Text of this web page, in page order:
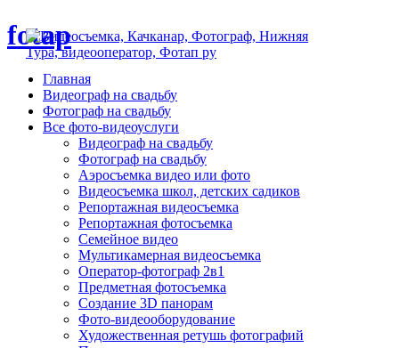
fotap
Главная
Видеограф на свадьбу
Фотограф на свадьбу
Все фото-видеоуслуги
Видеограф на свадьбу
Фотограф на свадьбу
Аэросъемка видео или фото
Видеосъемка школ, детских садиков
Репортажная видеосъемка
Репортажная фотосъемка
Семейное видео
Мультикамерная видеосъемка
Оператор-фотограф 2в1
Предметная фотосъемка
Создание 3D панорам
Фото-видеооборудование
Художественная ретушь фотографий